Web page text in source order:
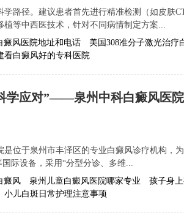
学路径。建议患者首先进行精准检测（如皮肤
植等中西医技术，针对不同病情制定方案...
癜风医院地址和电话
美国308准分子激光治疗
看白癜风好的专科医院
学应对”——泉州中科白癜风医
是位于泉州市丰泽区的专业白癜风诊疗机构，
际设备，采用“分型分诊、多维...
癜风 泉州儿童白癜风医院哪家专业
孩子身
小儿白斑日常护理注意事项